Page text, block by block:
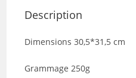
10
Description
Dimensions 30,5*31,5 cm
Grammage 250g